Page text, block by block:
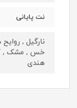
نت پایانی
نارگیل ,
خس , مشک ,
هندی